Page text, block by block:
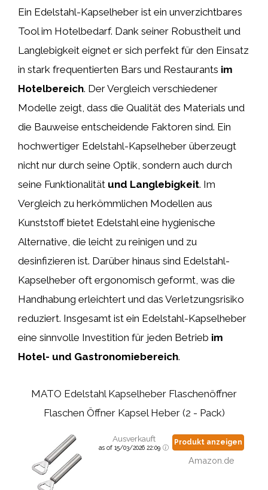
Ein Edelstahl-Kapselheber ist ein unverzichtbares
Tool im Hotelbedarf. Dank seiner Robustheit und
Langlebigkeit eignet er sich perfekt für den Einsatz
in stark frequentierten Bars und Restaurants im
Hotelbereich. Der Vergleich verschiedener
Modelle zeigt, dass die Qualität des Materials und
die Bauweise entscheidende Faktoren sind. Ein
hochwertiger Edelstahl-Kapselheber überzeugt
nicht nur durch seine Optik, sondern auch durch
seine Funktionalität und Langlebigkeit. Im
Vergleich zu herkömmlichen Modellen aus
Kunststoff bietet Edelstahl eine hygienische
Alternative, die leicht zu reinigen und zu
desinfizieren ist. Darüber hinaus sind Edelstahl-
Kapselheber oft ergonomisch geformt, was die
Handhabung erleichtert und das Verletzungsrisiko
reduziert. Insgesamt ist ein Edelstahl-Kapselheber
eine sinnvolle Investition für jeden Betrieb im
Hotel- und Gastronomiebereich.
MATO Edelstahl Kapselheber Flaschenöffner
Flaschen Öffner Kapsel Heber (2 - Pack)
Ausverkauft
as of 15/03/2026 22:09
Produkt anzeigen
Amazon.de